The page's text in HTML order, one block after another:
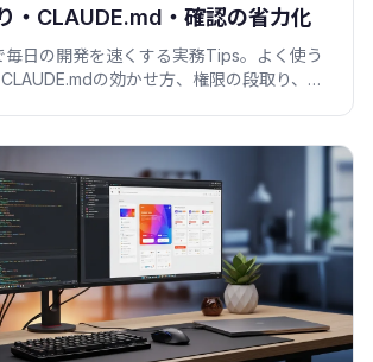
・CLAUDE.md・確認の省力化
日の開発を速くする実務Tips。よく使う
の効かせ方、権限の段取り、確